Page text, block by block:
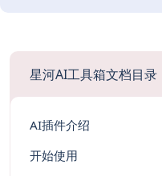
星河AI工具箱文档目录
AI插件介绍
开始使用